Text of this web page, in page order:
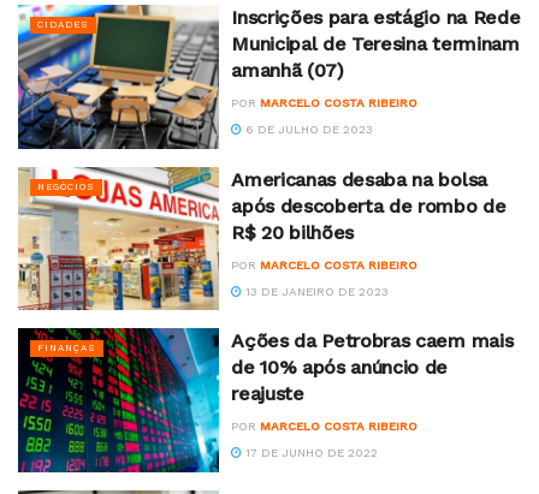
CIDADES
Inscrições para estágio na Rede
Municipal de Teresina terminam
amanhã (07)
POR MARCELO COSTA RIBEIRO
6 DE JULHO DE 2023
NEGÓCIOS
Americanas desaba na bolsa
após descoberta de rombo de
R$ 20 bilhões
POR MARCELO COSTA RIBEIRO
13 DE JANEIRO DE 2023
FINANÇAS
Ações da Petrobras caem mais
de 10% após anúncio de
reajuste
POR MARCELO COSTA RIBEIRO
17 DE JUNHO DE 2022